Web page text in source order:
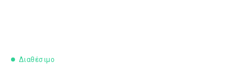
Διαθέσιμο